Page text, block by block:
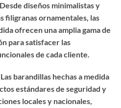
diseños minimalistas y
filigranas ornamentales, las
ofrecen una amplia gama de
para satisfacer las
de cada cliente.
barandillas hechas a medida
estándares de seguridad y
locales y nacionales,